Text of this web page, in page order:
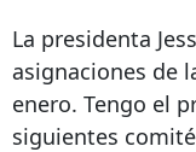
La presidenta
asignaciones de
enero. Tengo el
siguientes